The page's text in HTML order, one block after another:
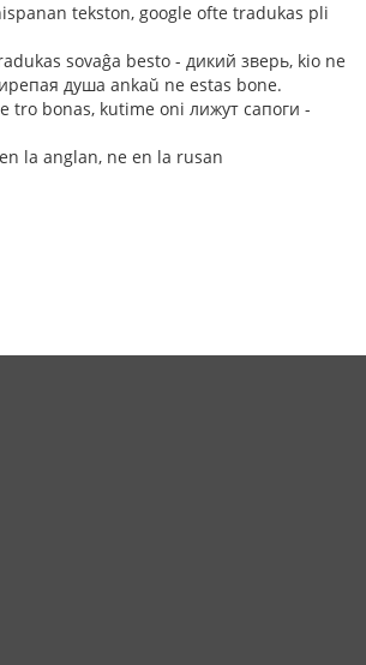
tekston, google ofte tradukas pli
sovaĝa besto - дикий зверь, kio ne
душа ankaŭ ne estas bone.
tro bonas, kutime oni лижут сапоги -
la anglan, ne en la rusan